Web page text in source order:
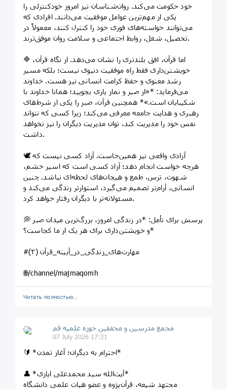
خود حکومت می‌کند. روان‌شناسان نیز امروز خودکنترلی را
یکی از مهم‌ترین عوامل موفقیت می‌دانند. افرادی که
می‌توانند خواسته‌های فوری خود را کنترل کنند، معمولاً در
تحصیل، شغل، روابط اجتماعی و سلامت روان موفق‌ترند.
🔷 اما قرآن، افق بلندتری را نشان می‌دهد. از نگاه قرآن،
خویشتن‌داری فقط راه موفقیت دنیوی نیست؛ بلکه مسیر
رشد معنوی و حفظ کرامت انسانی نیز هست. خداوند
می‌فرماید: *«از صبر و نماز یاری بجویید؛ همانا خداوند با
شکیبایان است.»* همچنین قرآن، صبر را یکی از شرط‌های
رهبری و هدایت جامعه معرفی می‌کند؛ زیرا کسی که نتواند
نفس خود را مدیریت کند، توان مدیریت دیگران را نیز نخواهد
داشت.
🕊️ آزادی واقعی نیز همین‌جاست. آزاد کسی نیست که
هرچه خواست انجام دهد؛ آزاد کسی است که اسیر خشم،
شهوت، ترس، طمع و هیجان‌های لحظه‌ای نباشد. چنین
انسانی، آرام‌تر تصمیم می‌گیرد، استوارتر زندگی می‌کند و
مسئولانه‌تر با دیگران رفتار خواهد کرد.
💭 پرسش برای تأمل: *در زندگی امروز، بزرگ‌ترین میدان صبر
و خویشتن‌داری برای هر یک از ما کجاست؟*
#مهارت‌های_زندگی_در_آیینه_قرآن (۳)
🌐/channel/majmaqomh
Читать полностью…
مجمع مدرسین و محققین حوزه علمیه قم
07 July 2026 17:21
🔰 *احترام به دیگران؛ آغاز تمدن*
👤 *آیت‌الله سید محمدعلی ایازی*
مجتهد شیعه، قرآن‌پژوه و عضو هیات علمی دانشگاه